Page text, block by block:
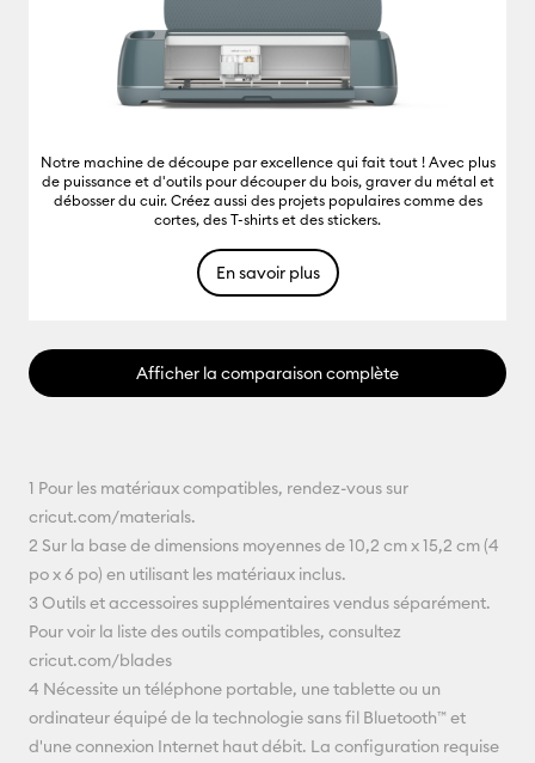
Notre machine de découpe par excellence qui fait tout ! Avec plus
de puissance et d'outils pour découper du bois, graver du métal et
débosser du cuir. Créez aussi des projets populaires comme des
cortes, des T-shirts et des stickers.
En savoir plus
Afficher la comparaison complète
1 Pour les matériaux compatibles, rendez-vous sur
cricut.com/materials.
2 Sur la base de dimensions moyennes de 10,2 cm x 15,2 cm (4
po x 6 po) en utilisant les matériaux inclus.
3 Outils et accessoires supplémentaires vendus séparément.
Pour voir la liste des outils compatibles, consultez
cricut.com/blades
4 Nécessite un téléphone portable, une tablette ou un
ordinateur équipé de la technologie sans fil Bluetooth™ et
d'une connexion Internet haut débit. La configuration requise